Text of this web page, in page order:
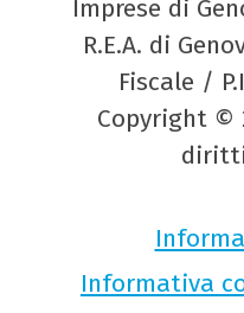
Imprese di
R.E.A. di
Fiscale /
Copyright ©
Informativa